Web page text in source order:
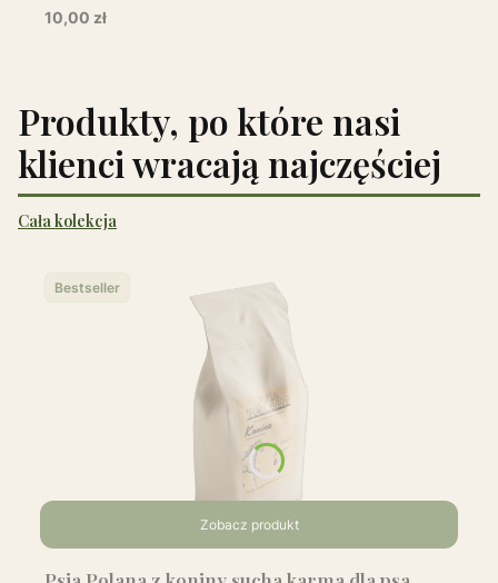
Cena
10,00 zł
Produkty, po które nasi
klienci wracają najczęściej
Cała kolekcja
Bestseller
Zobacz produkt